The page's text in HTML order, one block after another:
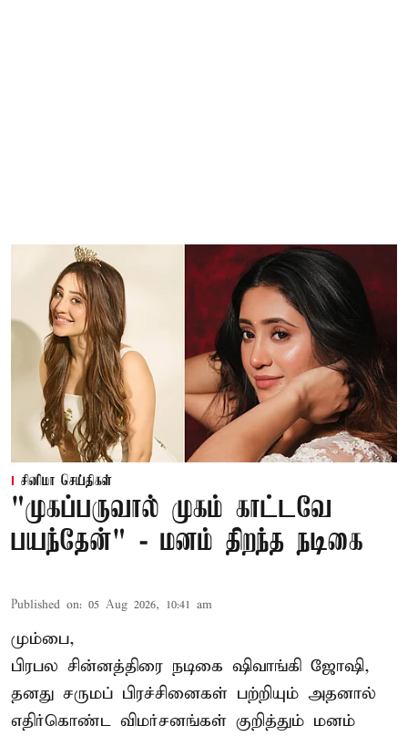
சினிமா செய்திகள்
"முகப்பருவால் முகம் காட்டவே
பயந்தேன்" - மனம் திறந்த நடிகை
Published on: 05 Aug 2026, 10:41 am
மும்பை,
பிரபல சின்னத்திரை நடிகை ஷிவாங்கி ஜோஷி,
தனது சருமப் பிரச்சினைகள் பற்றியும் அதனால்
எதிர்கொண்ட விமர்சனங்கள் குறித்தும் மனம்